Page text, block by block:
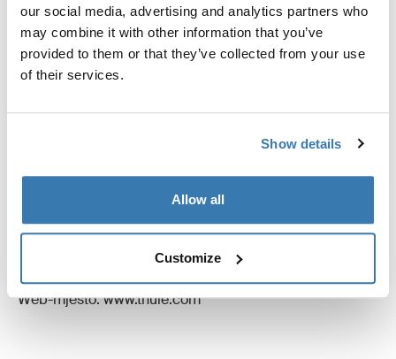
our social media, advertising and analytics partners who
may combine it with other information that you’ve
provided to them or that they’ve collected from your use
of their services.
Show details
Allow all
Customize
Toggle techspec
Tehničke specifikacije
Registrirani žig: Thule Sweden AB
Adresa proizvođača: Borggatan 5, 335 73 Hillerstorp,
E-pošta: support@thule.com
Web-mjesto: www.thule.com